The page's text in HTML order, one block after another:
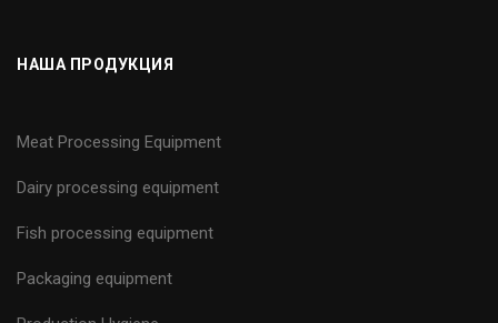
НАША ПРОДУКЦИЯ
Meat Processing Equipment
Dairy processing equipment
Fish processing equipment
Packaging equipment